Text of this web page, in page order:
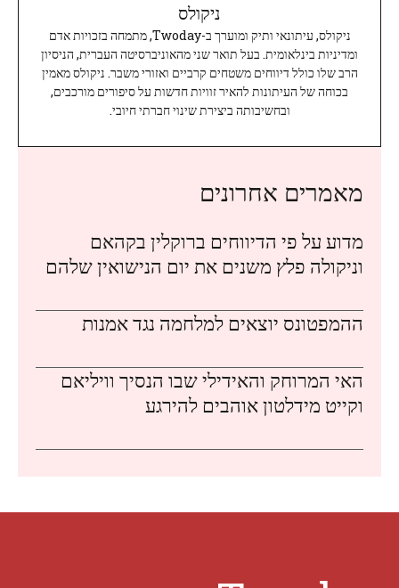
ניקולס
ניקולס, עיתונאי ותיק ומוערך ב-Twoday, מתמחה בזכויות אדם
ומדיניות בינלאומית. בעל תואר שני מהאוניברסיטה העברית, הניסיון
הרב שלו כולל דיווחים משטחים קרביים ואזורי משבר. ניקולס מאמין
בכוחה של העיתונות להאיר זוויות חדשות על סיפורים מורכבים,
ובחשיבותה ביצירת שינוי חברתי חיובי.
מאמרים אחרונים
מדוע על פי הדיווחים ברוקלין בקהאם
וניקולה פלץ משנים את יום הנישואין שלהם
ההמפטונס יוצאים למלחמה נגד אמנות
האי המרוחק והאידילי שבו הנסיך וויליאם
וקייט מידלטון אוהבים להירגע